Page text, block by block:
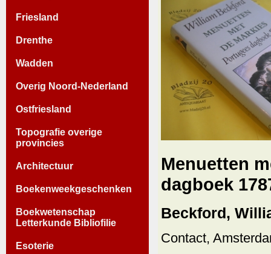
Friesland
Drenthe
Wadden
Overig Noord-Nederland
Ostfriesland
Topografie overige
provincies
Architectuur
Boekenweekgeschenken
Boekwetenschap
Letterkunde Bibliofilie
Esoterie
Menuetten
dagboek
Beckford,
Contact,